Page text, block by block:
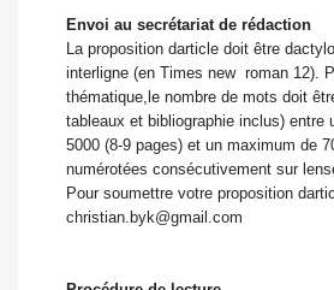
Envoi au secrétariat de rédaction
La proposition darticle doit être
interligne (en Times new roman 12).
thématique,le nombre de mots doit
tableaux et bibliographie inclus) entre
5000 (8-9 pages) et un maximum de
numérotées consécutivement sur
Pour soumettre votre proposition
christian.byk@gmail.com